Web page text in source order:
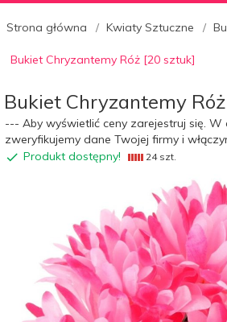
Strona główna Kwiaty Sztuczne
Bukiet Chryzantemy Róż [20 sztuk]
Bukiet Chryzantemy
--- Aby wyświetlić ceny zarejestruj się. W
zweryfikujemy dane Twojej firmy i
Produkt dostępny!
24 szt.